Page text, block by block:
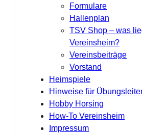
Formulare
Hallenplan
TSV Shop – was
Vereinsheim?
Vereinsbeiträge
Vorstand
Heimspiele
Hinweise für
Hobby Horsing
How-To Vereinsheim
Impressum